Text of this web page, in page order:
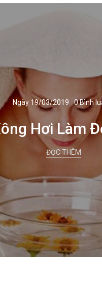
Ngày 19/03/2019 0 Bình
Hơi Làm
ĐỌC THÊM